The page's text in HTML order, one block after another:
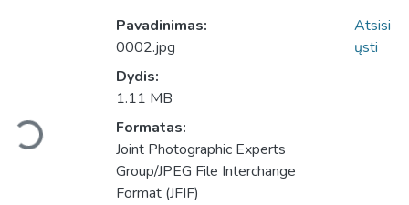
Įkeliama...
Pavadinimas:
0002.jpg
Dydis:
1.11 MB
Formatas:
Joint Photographic Experts
Group/JPEG File Interchange
Format (JFIF)
Atsisi
ųsti